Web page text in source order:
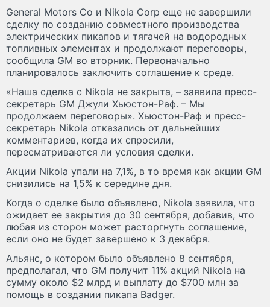
General Motors Co и Nikola Corp еще не завершили
сделку по созданию совместного производства
электрических пикапов и тягачей на водородных
топливных элементах и продолжают переговоры,
сообщила GM во вторник. Первоначально
планировалось заключить соглашение к среде.
«Наша сделка с Nikola не закрыта, – заявила пресс-
секретарь GM Джули Хьюстон-Раф. – Мы
продолжаем переговоры». Хьюстон-Раф и пресс-
секретарь Nikola отказались от дальнейших
комментариев, когда их спросили,
пересматриваются ли условия сделки.
Акции Nikola упали на 7,1%, в то время как акции GM
снизились на 1,5% к середине дня.
Когда о сделке было объявлено, Nikola заявила, что
ожидает ее закрытия до 30 сентября, добавив, что
любая из сторон может расторгнуть соглашение,
если оно не будет завершено к 3 декабря.
Альянс, о котором было объявлено 8 сентября,
предполагал, что GM получит 11% акций Nikola на
сумму около $2 млрд и выплату до $700 млн за
помощь в создании пикапа Badger.